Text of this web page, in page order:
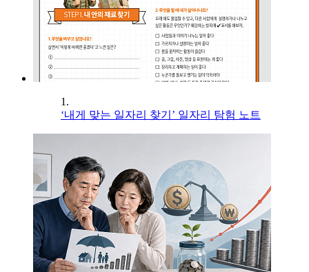
1.
‘내게 맞는 일자리 찾기’ 일자리 탐험 노트